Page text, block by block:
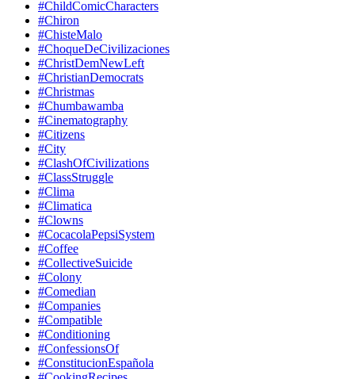
#ChildComicCharacters
#Chiron
#ChisteMalo
#ChoqueDeCivilizaciones
#ChristDemNewLeft
#ChristianDemocrats
#Christmas
#Chumbawamba
#Cinematography
#Citizens
#City
#ClashOfCivilizations
#ClassStruggle
#Clima
#Climatica
#Clowns
#CocacolaPepsiSystem
#Coffee
#CollectiveSuicide
#Colony
#Comedian
#Companies
#Compatible
#Conditioning
#ConfessionsOf
#ConstitucionEspañola